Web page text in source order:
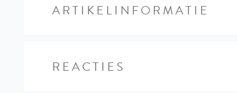
ARTIKELINFORMATIE
REACTIES